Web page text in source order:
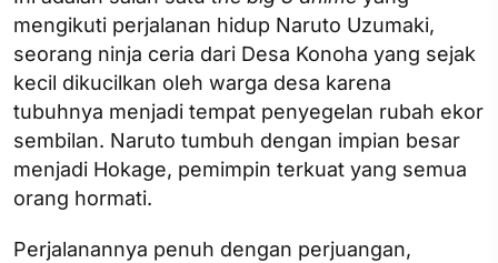
mengikuti perjalanan hidup Naruto Uzumaki,
seorang ninja ceria dari Desa Konoha yang sejak
kecil dikucilkan oleh warga desa karena
tubuhnya menjadi tempat penyegelan rubah ekor
sembilan. Naruto tumbuh dengan impian besar
menjadi Hokage, pemimpin terkuat yang semua
orang hormati.
Perjalanannya penuh dengan perjuangan,